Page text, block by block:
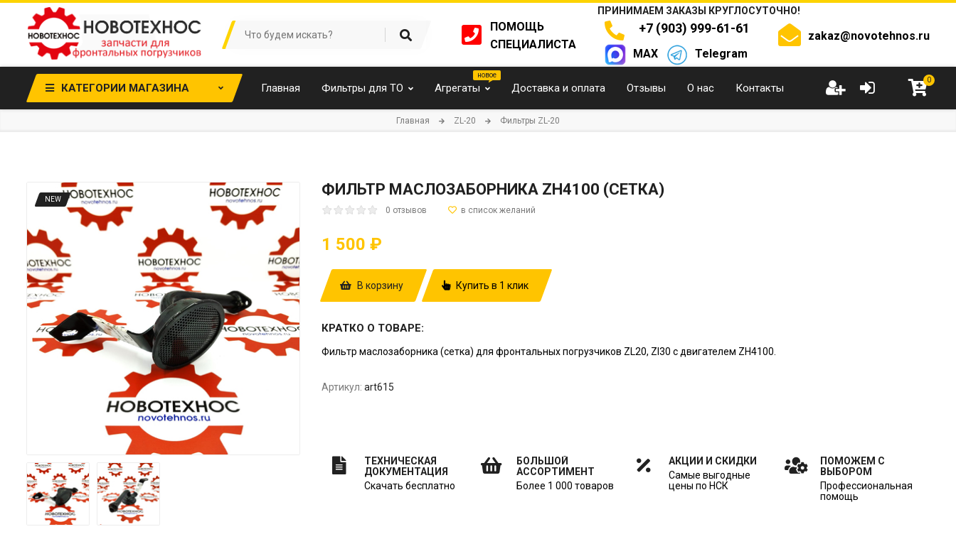
ПОМОЩЬ
СПЕЦИАЛИСТА
ПРИНИМАЕМ ЗАКАЗЫ КРУГЛОСУТОЧНО!
+7 (903) 999-61-61
MAX Telegram
zakaz@novotehnos.ru
КАТЕГОРИИ МАГАЗИНА Главная Фильтры для ТО Агрегаты Доставка и оплата Отзывы О нас Контакты
0
Главная ZL-20 Фильтры ZL-20
NEW
ФИЛЬТР МАСЛОЗАБОРНИКА ZH4100 (СЕТКА)
0 отзывов
1 500 ₽
В корзину Купить в 1 клик
КРАТКО О ТОВАРЕ:
Фильтр маслозаборника (сетка) для фронтальных погрузчиков ZL20, Zl30 с двигателем ZH4100.
Артикул: art615
ТЕХНИЧЕСКАЯ
ДОКУМЕНТАЦИЯ
Скачать бесплатно
БОЛЬШОЙ
АССОРТИМЕНТ
Более 1 000 товаров
АКЦИИ И СКИДКИ
Самые выгодные
цены по НСК
ПОМОЖЕМ С
ВЫБОРОМ
Профессиональная
помощь